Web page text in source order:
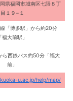
県福岡市城南区七隈８丁
目１９−１
「博多駅」から約20分
「福大前駅」
西鉄バス約50分「福大
前」
u.ac.jp/help/map/